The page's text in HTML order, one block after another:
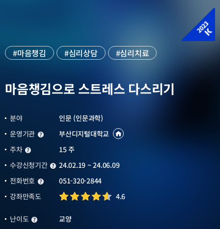
#마음챙김 #심리상담
#심리치료
#마음챙김개념
#마음챙김방법
#마음챙김효과
#정신건강분야
#스트레스에대한심리치료
#스트레스관리
#명상
#온라인명상
#명상방법
마음챙김으로 스트레스 다스리기
분야
인문 (인문과학)
운영기관 운영기관부산디지털대학교
운영기관
바로가기
주차 주차
15 주
수강신청기간 수강신청기간
24.02.19 ~ 24.06.09
전화번호 전화번호051-320-2844
강좌만족도
4.6
난이도 난이도
교양